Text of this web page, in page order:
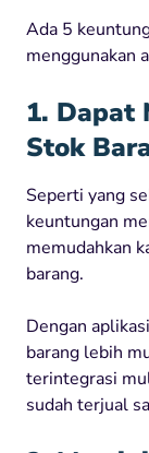
Ada 5
menggunakan
1. Dapat
Stok
Seperti yang
keuntungan
memudahkan
barang.
Dengan
barang lebih
terintegrasi
sudah terjual